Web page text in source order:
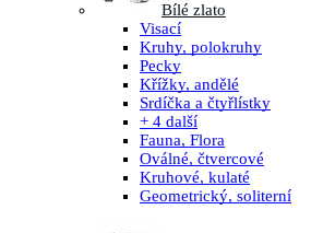
Bílé zlato
Visací
Kruhy, polokruhy
Pecky
Křížky, andělé
Srdíčka a čtyřlístky
+ 4 další
Fauna, Flora
Oválné, čtvercové
Kruhové, kulaté
Geometrický, soliterní